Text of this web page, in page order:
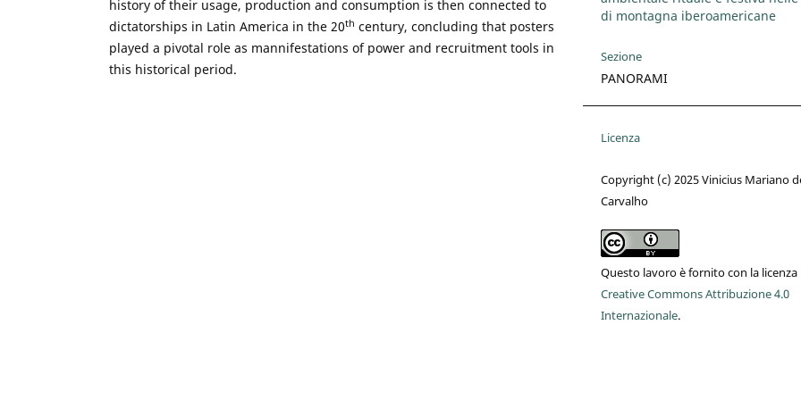
history of their usage, production and consumption is then connected to
dictatorships in Latin America in the 20th century, concluding that posters
played a pivotal role as mannifestations of power and recruitment tools in
this historical period.
di montagna iberoamericane
Sezione
PANORAMI
Licenza
Copyright (c) 2025 Vinicius Mariano
Carvalho
Questo lavoro è fornito con la licenza
Creative Commons Attribuzione 4.0
Internazionale.